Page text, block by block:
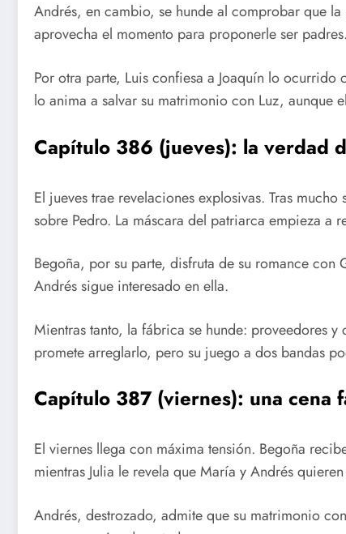
Andrés, en cambio, se hunde al comprobar que
aprovecha el momento para proponerle ser
Por otra parte, Luis confiesa a Joaquín lo
lo anima a salvar su matrimonio con Luz, aunque
Capítulo 386 (jueves): la verdad
El jueves trae revelaciones explosivas. Tras
sobre Pedro. La máscara del patriarca empieza a
Begoña, por su parte, disfruta de su romance
Andrés sigue interesado en ella.
Mientras tanto, la fábrica se hunde: proveedores
promete arreglarlo, pero su juego a dos bandas
Capítulo 387 (viernes): una cena
El viernes llega con máxima tensión. Begoña
mientras Julia le revela que María y Andrés
Andrés, destrozado, admite que su matrimonio